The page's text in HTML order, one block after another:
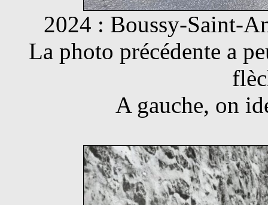
2024 : Boussy-Saint-
La photo précédente a
A gauche, on